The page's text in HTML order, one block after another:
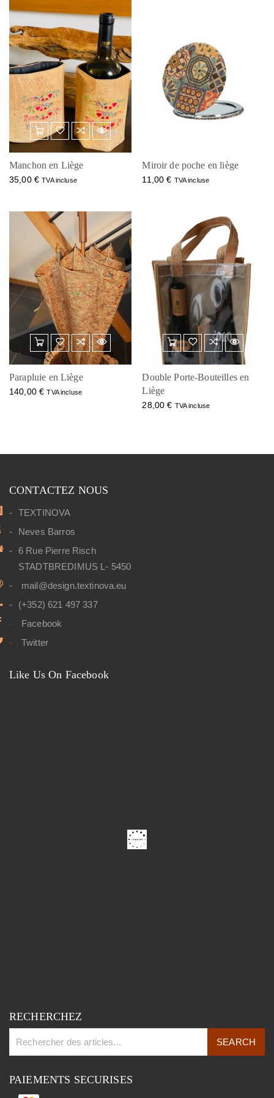
0
0
0
€
.
0
€
.
Manchon en Liège
35,00 € TVA incluse
Miroir de poche en liège
11,00€ TVA incluse
Parapluie en Liège
140,00€ TVA incluse
Double Porte-Bouteilles en
Liège
28,00€ TVA incluse
CONTACTEZ NOUS
TEXTINOVA
Neves Barros
6 Rue Pierre Risch
STADTBREDIMUS L- 5450
mail@design.textinova.eu
(+352) 621 497 337
Facebook
Twitter
Like Us On Facebook
RECHERCHEZ
PAIEMENTS SECURISES